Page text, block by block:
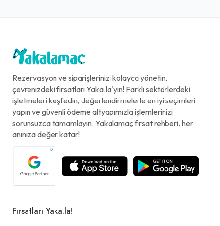
Rezervasyon ve siparişlerinizi kolayca yönetin,
çevrenizdeki fırsatları Yaka.la'yın! Farklı sektörlerdeki
işletmeleri keşfedin, değerlendirmelerle en iyi seçimleri
yapın ve güvenli ödeme altyapımızla işlemlerinizi
sorunsuzca tamamlayın. Yakalamaç fırsat rehberi, her
anınıza değer katar!
Fırsatları Yaka.la!